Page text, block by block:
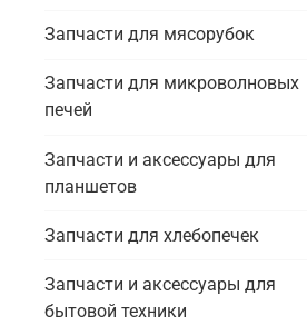
Запчасти для мясорубок
Запчасти для микроволновых
печей
Запчасти и аксессуары для
планшетов
Запчасти для хлебопечек
Запчасти и аксессуары для
бытовой техники